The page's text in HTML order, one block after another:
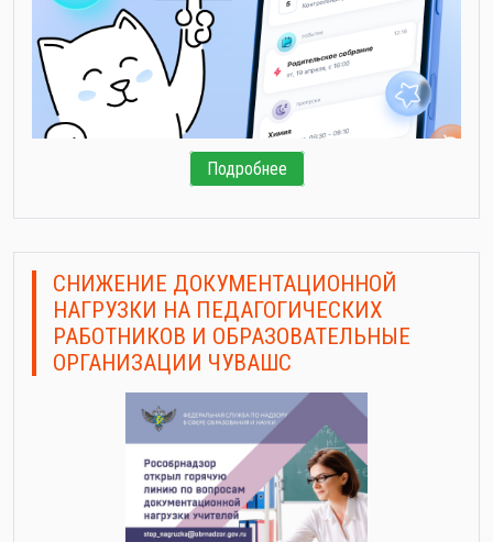
Подробнее
СНИЖЕНИЕ ДОКУМЕНТАЦИОННОЙ
НАГРУЗКИ НА ПЕДАГОГИЧЕСКИХ
РАБОТНИКОВ И ОБРАЗОВАТЕЛЬНЫЕ
ОРГАНИЗАЦИИ ЧУВАШС